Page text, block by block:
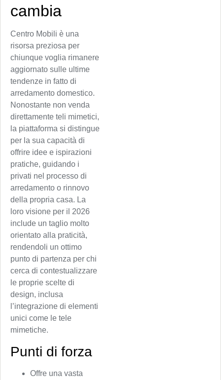
cambia
Centro Mobili è una
risorsa preziosa per
chiunque voglia rimanere
aggiornato sulle ultime
tendenze in fatto di
arredamento domestico.
Nonostante non venda
direttamente teli mimetici,
la piattaforma si distingue
per la sua capacità di
offrire idee e ispirazioni
pratiche, guidando i
privati nel processo di
arredamento o rinnovo
della propria casa. La
loro visione per il 2026
include un taglio molto
orientato alla praticità,
rendendoli un ottimo
punto di partenza per chi
cerca di contestualizzare
le proprie scelte di
design, inclusa
l’integrazione di elementi
unici come le tele
mimetiche.
Punti di forza
Offre una vasta